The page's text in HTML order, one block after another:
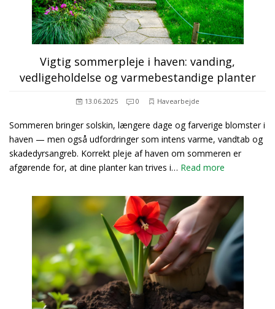
Vigtig sommerpleje i haven: vanding,
vedligeholdelse og varmebestandige planter
13.06.2025 0 Havearbejde
Sommeren bringer solskin, længere dage og farverige blomster i
haven — men også udfordringer som intens varme, vandtab og
skadedyrsangreb. Korrekt pleje af haven om sommeren er
afgørende for, at dine planter kan trives i… Read more